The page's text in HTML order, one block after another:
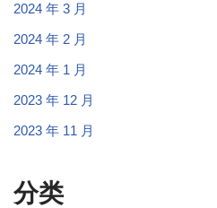
2024 年 3 月
2024 年 2 月
2024 年 1 月
2023 年 12 月
2023 年 11 月
分类